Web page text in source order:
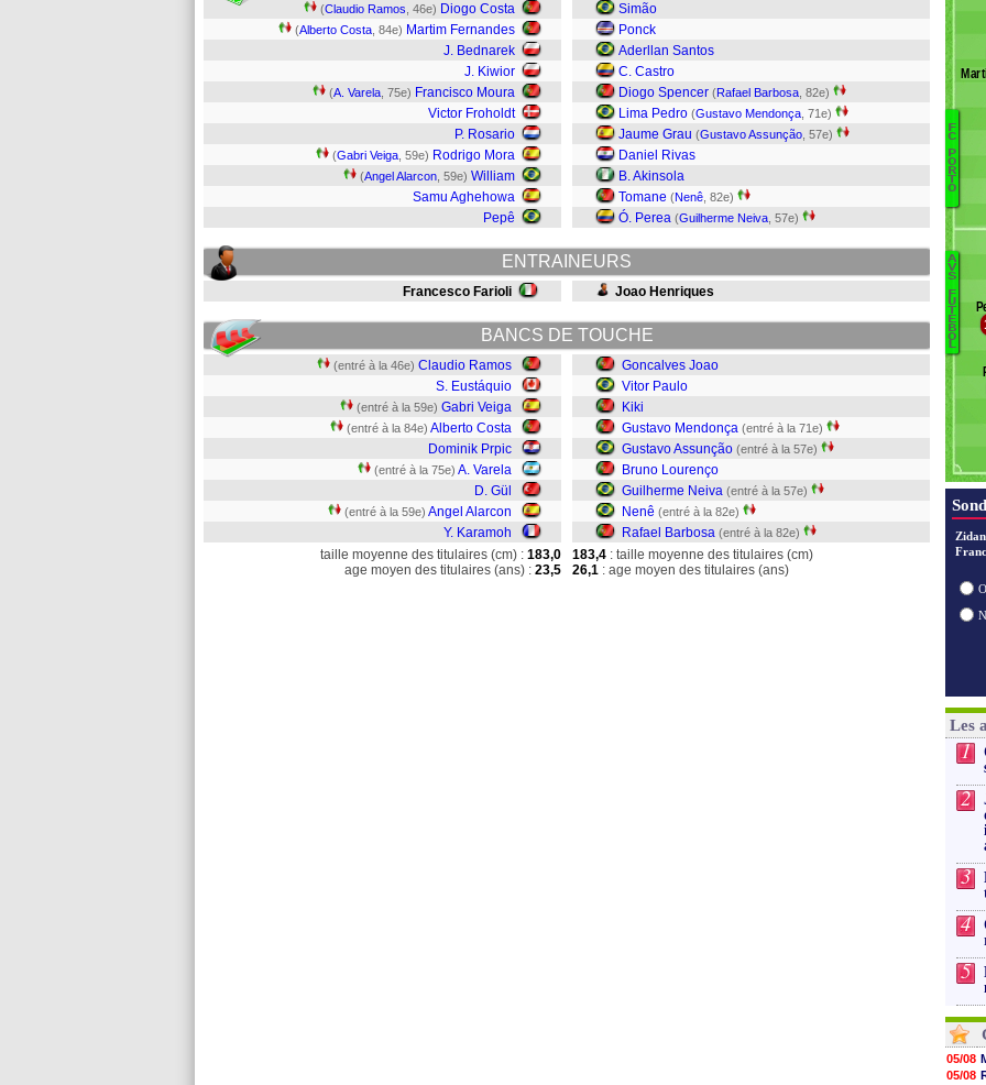
(Claudio Ramos , 46e) Diogo Costa
(Alberto Costa , 84e) Martim Fernandes
J. Bednarek
J. Kiwior
(A. Varela , 75e) Francisco Moura
Victor Froholdt
P. Rosario
(Gabri Veiga , 59e) Rodrigo Mora
(Angel Alarcon , 59e) William
Samu Aghehowa
Pepê
Simão
Ponck
Aderllan Santos
C. Castro
Diogo Spencer (Rafael Barbosa , 82e)
Lima Pedro (Gustavo Mendonça , 71e)
Jaume Grau (Gustavo Assunção , 57e)
Daniel Rivas
B. Akinsola
Tomane (Nenê , 82e)
Ó. Perea (Guilherme Neiva , 57e)
ENTRAINEURS
Francesco Farioli Joao Henriques
BANCS DE TOUCHE
(entré à la 46e) Claudio Ramos
S. Eustáquio
(entré à la 59e) Gabri Veiga
(entré à la 84e) Alberto Costa
Dominik Prpic
(entré à la 75e) A. Varela
D. Gül
(entré à la 59e) Angel Alarcon
Y. Karamoh
Goncalves Joao
Vitor Paulo
Kiki
Gustavo Mendonça (entré à la 71e)
Gustavo Assunção (entré à la 57e)
Bruno Lourenço
Guilherme Neiva (entré à la 57e)
Nenê (entré à la 82e)
Rafael Barbosa (entré à la 82e)
taille moyenne des titulaires (cm) : 183,0
age moyen des titulaires (ans) : 23,5
183,4 : taille moyenne des titulaires (cm)
26,1 : age moyen des titulaires (ans)
F
C
P
O
R
T
O
A
V
S
F
U
T
E
B
O
L
Les
1
2
3
4
5
05/08
05/08